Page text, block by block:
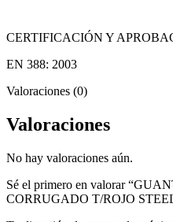
CERTIFICACIÓN Y
EN 388: 2003
Valoraciones (0)
Valoraciones
No hay valoraciones aún.
Sé el primero en valorar
CORRUGADO T/ROJO